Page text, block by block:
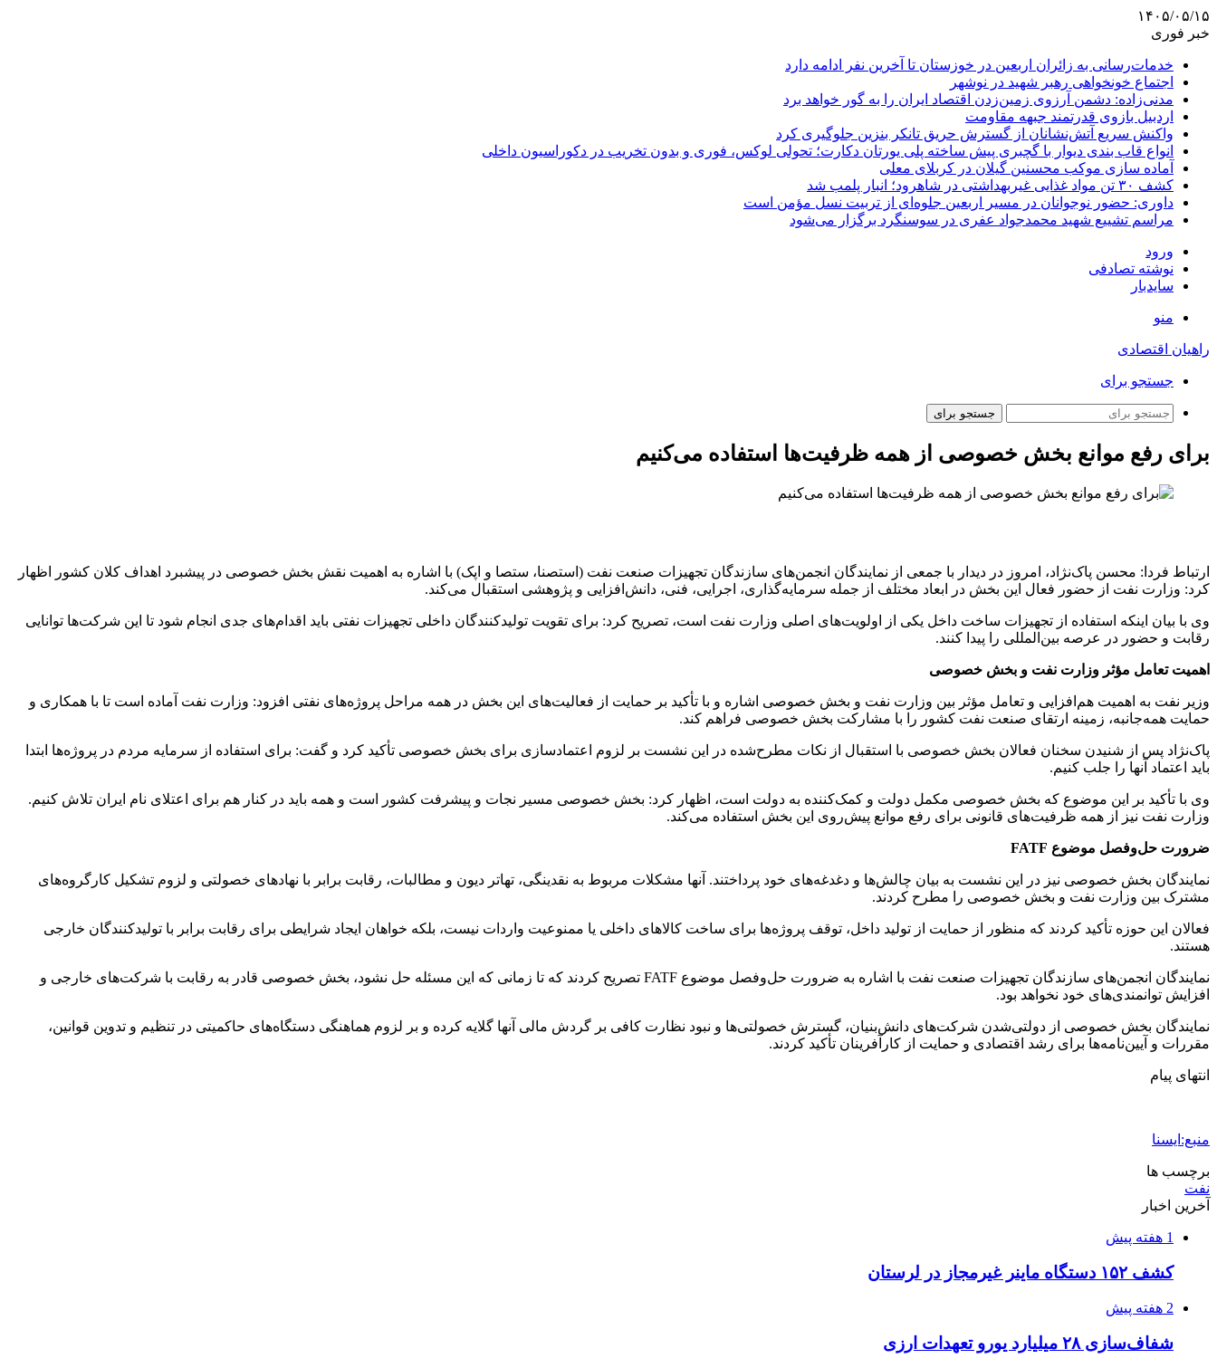
۱۴۰۵/۰۵/۱۵
خبر فوری
خدمات‌رسانی به زائران اربعین در خوزستان تا آخرین نفر ادامه دارد
اجتماع خونخواهی رهبر شهید در نوشهر
مدنی‌زاده: دشمن آرزوی زمین‌زدن اقتصاد ایران را به گور خواهد برد
اردبیل بازوی قدرتمند جبهه مقاومت
واکنش سریع آتش‌نشانان از گسترش حریق تانکر بنزین جلوگیری کرد
انواع قاب بندی دیوار با گچبری پیش ساخته پلی یورتان دکارت؛ تحولی لوکس، فوری و بدون تخریب در دکوراسیون داخلی
آماده سازی موکب محسنین گیلان در کربلای معلی
کشف ۳۰ تن مواد غذایی غیربهداشتی در شاهرود؛ انبار پلمب شد
داوری: حضور نوجوانان در مسیر اربعین جلوه‌ای از تربیت نسل مؤمن است
مراسم تشییع شهید محمدجواد عفری در سوسنگرد برگزار می‌شود
ورود
نوشته تصادفی
سایدبار
منو
راهیان اقتصادی
جستجو برای
جستجو برای
برای رفع موانع بخش خصوصی از همه ظرفیت‌ها استفاده می‌کنیم
ارتباط فردا: محسن پاک‌نژاد، امروز در دیدار با جمعی از نمایندگان انجمن‌های سازندگان تجهیزات صنعت نفت (استصنا، ستصا و اپک) با اشاره به اهمیت نقش بخش خصوصی در پیشبرد اهداف کلان کشور اظهار
کرد: وزارت نفت از حضور فعال این بخش در ابعاد مختلف از جمله سرمایه‌گذاری، اجرایی، فنی، دانش‌افزایی و پژوهشی استقبال می‌کند.
وی با بیان اینکه استفاده از تجهیزات ساخت داخل یکی از اولویت‌های اصلی وزارت نفت است، تصریح کرد: برای تقویت تولیدکنندگان داخلی تجهیزات نفتی باید اقدام‌های جدی انجام شود تا این شرکت‌ها توانایی
رقابت و حضور در عرصه بین‌المللی را پیدا کنند.
اهمیت تعامل مؤثر وزارت نفت و بخش خصوصی
وزیر نفت به اهمیت هم‌افزایی و تعامل مؤثر بین وزارت نفت و بخش خصوصی اشاره و با تأکید بر حمایت از فعالیت‌های این بخش در همه مراحل پروژه‌های نفتی افزود: وزارت نفت آماده است تا با همکاری و
حمایت همه‌جانبه، زمینه ارتقای صنعت نفت کشور را با مشارکت بخش خصوصی فراهم کند.
پاک‌نژاد پس از شنیدن سخنان فعالان بخش خصوصی با استقبال از نکات مطرح‌شده در این نشست بر لزوم اعتمادسازی برای بخش خصوصی تأکید کرد و گفت: برای استفاده از سرمایه مردم در پروژه‌ها ابتدا
باید اعتماد آنها را جلب کنیم.
وی با تأکید بر این موضوع که بخش خصوصی مکمل دولت و کمک‌کننده به دولت است، اظهار کرد: بخش خصوصی مسیر نجات و پیشرفت کشور است و همه باید در کنار هم برای اعتلای نام ایران تلاش کنیم.
وزارت نفت نیز از همه ظرفیت‌های قانونی برای رفع موانع پیش‌روی این بخش استفاده می‌کند.
ضرورت حل‌وفصل موضوع FATF
نمایندگان بخش خصوصی نیز در این نشست به بیان چالش‌ها و دغدغه‌های خود پرداختند. آنها مشکلات مربوط به نقدینگی، تهاتر دیون و مطالبات، رقابت برابر با نهادهای خصولتی و لزوم تشکیل کارگروه‌های
مشترک بین وزارت نفت و بخش خصوصی را مطرح کردند.
فعالان این حوزه تأکید کردند که منظور از حمایت از تولید داخل، توقف پروژه‌ها برای ساخت کالاهای داخلی یا ممنوعیت واردات نیست، بلکه خواهان ایجاد شرایطی برای رقابت برابر با تولیدکنندگان خارجی
هستند.
نمایندگان انجمن‌های سازندگان تجهیزات صنعت نفت با اشاره به ضرورت حل‌وفصل موضوع FATF تصریح کردند که تا زمانی که این مسئله حل نشود، بخش خصوصی قادر به رقابت با شرکت‌های خارجی و
افزایش توانمندی‌های خود نخواهد بود.
نمایندگان بخش خصوصی از دولتی‌شدن شرکت‌های دانش‌بنیان، گسترش خصولتی‌ها و نبود نظارت کافی بر گردش مالی آنها گلایه کرده و بر لزوم هماهنگی دستگاه‌های حاکمیتی در تنظیم و تدوین قوانین،
مقررات و آیین‌نامه‌ها برای رشد اقتصادی و حمایت از کارآفرینان تأکید کردند.
انتهای پیام
منبع:ایسنا
برچسب ها
نفت
آخرین اخبار
1 هفته پیش
کشف ۱۵۲ دستگاه ماینر غیرمجاز در لرستان
2 هفته پیش
شفاف‌سازی ۲۸ میلیارد یورو تعهدات ارزی